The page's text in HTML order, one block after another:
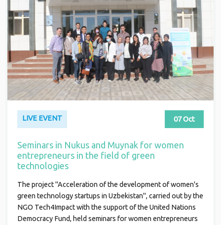
LIVE EVENT 07 Oct
Seminars in Nukus and Muynak for women
entrepreneurs in the field of green
technologies
The project "Acceleration of the development of women's
green technology startups in Uzbekistan", carried out by the
NGO Tech4Impact with the support of the United Nations
Democracy Fund, held seminars for women entrepreneurs